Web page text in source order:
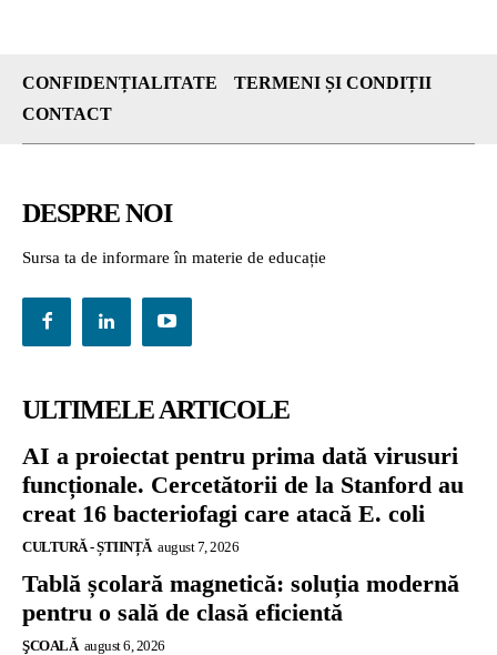
CONFIDENȚIALITATE
TERMENI ȘI CONDIȚII
CONTACT
DESPRE NOI
Sursa ta de informare în materie de educație
ULTIMELE ARTICOLE
AI a proiectat pentru prima dată virusuri
funcționale. Cercetătorii de la Stanford au
creat 16 bacteriofagi care atacă E. coli
CULTURĂ - ȘTIINȚĂ august 7, 2026
Tablă școlară magnetică: soluția modernă
pentru o sală de clasă eficientă
ŞCOALĂ august 6, 2026